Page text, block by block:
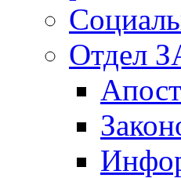
Отдел